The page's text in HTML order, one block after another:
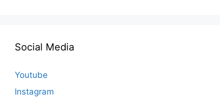
Social Media
Youtube
Instagram